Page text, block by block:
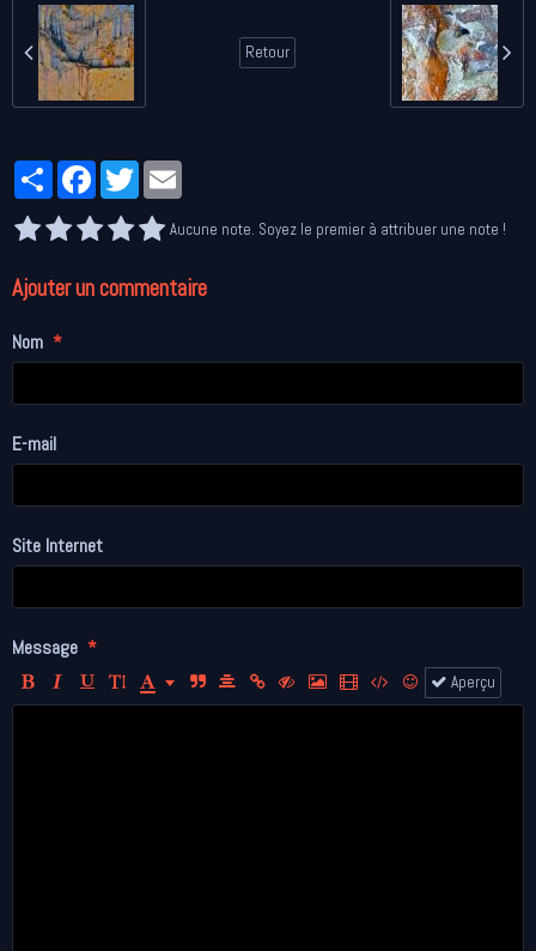
Retour
PartagerFacebookTwitter
Aucune note. Soyez le premier à attribuer une note !
Ajouter un commentaire
Nom
E-mail
Site Internet
Message
Aperçu